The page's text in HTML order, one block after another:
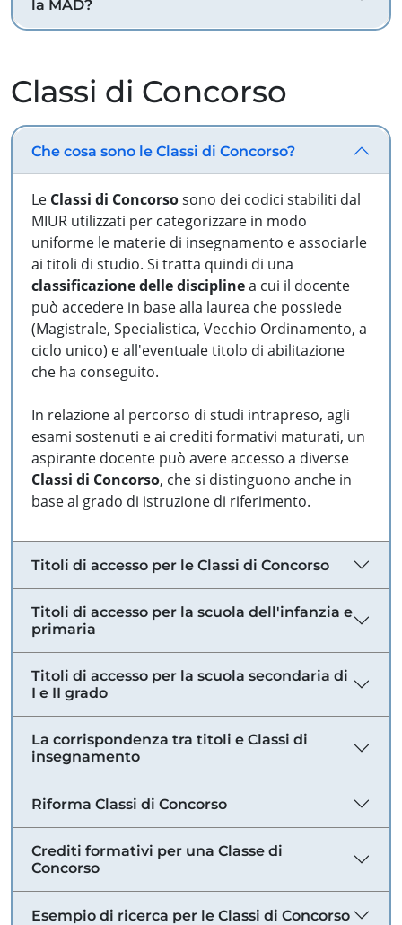
la MAD?
Classi di Concorso
Che cosa sono le Classi di Concorso?
Le Classi di Concorsosono dei codici stabiliti dal
MIUR utilizzati per categorizzare in modo
uniforme le materie di insegnamento e associarle
ai titoli di studio. Si tratta quindi di una
classificazione delle disciplinea cui il docente
può accedere in base alla laurea che possiede
(Magistrale, Specialistica, Vecchio Ordinamento, a
ciclo unico) e all'eventuale titolo di abilitazione
che ha conseguito.
In relazione al percorso di studi intrapreso, agli
esami sostenuti e ai crediti formativi maturati, un
aspirante docente può avere accesso a diverse
Classi di Concorso, che si distinguono anche in
base al grado di istruzione di riferimento.
Titoli di accesso per le Classi di Concorso
Titoli di accesso per la scuola dell'infanzia e
primaria
Titoli di accesso per la scuola secondaria di
I e II grado
La corrispondenza tra titoli e Classi di
insegnamento
Riforma Classi di Concorso
Crediti formativi per una Classe di
Concorso
Esempio di ricerca per le Classi di Concorso